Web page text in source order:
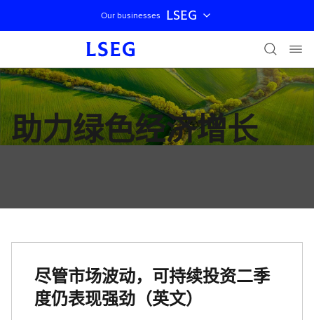
跳过导航
Our businesses LSEG
助力绿色经济增长
尽管市场波动，可持续投资二季
度仍表现强劲（英文）